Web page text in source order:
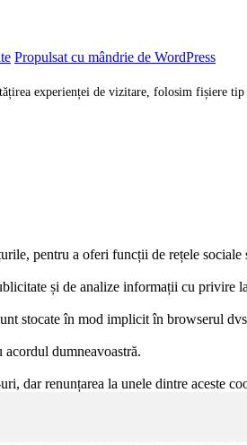
Propulsat cu mândrie de WordPress
experienței de vizitare, folosim fișiere
pentru a oferi funcții de rețele sociale
și de analize informații cu privire
stocate în mod implicit în browserul
dumneavoastră.
dar renunțarea la unele dintre aceste